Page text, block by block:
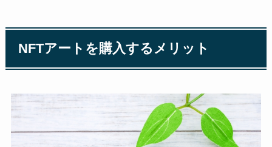
NFTアートを購入するメリット